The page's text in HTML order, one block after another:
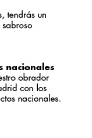
poder disfrutarlas no
gran acierto; haré uso